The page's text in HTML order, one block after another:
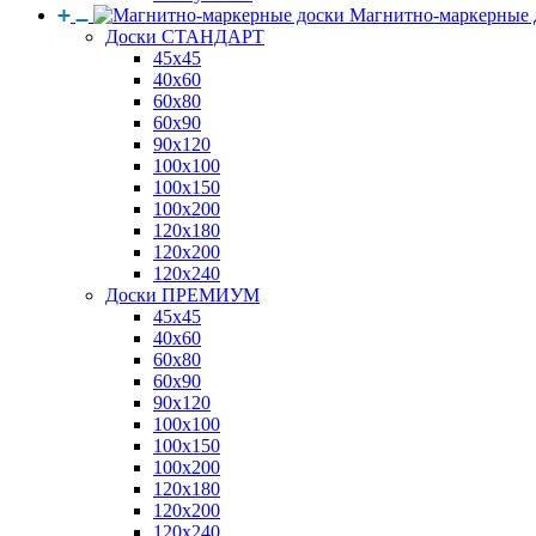
Магнитно-маркерные
Доски СТАНДАРТ
45x45
40x60
60x80
60x90
90x120
100x100
100x150
100x200
120x180
120x200
120x240
Доски ПРЕМИУМ
45x45
40x60
60x80
60x90
90x120
100x100
100x150
100x200
120x180
120x200
120x240